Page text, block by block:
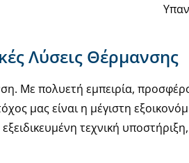
Λύσεις Θέρμανσης
Με πολυετή εμπειρία,
μας είναι η μέγιστη
τεχνική υποστήριξη,